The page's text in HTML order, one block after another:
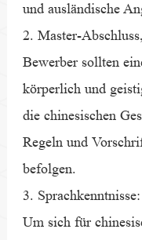
und ausländische
2. Master-
Bewerber sollten
körperlich und
die chinesischen
Regeln und
befolgen.
3. Sprachkenntnisse:
Um sich für